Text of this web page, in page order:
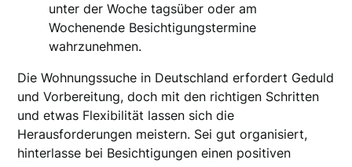
unter der Woche tagsüber oder am
Wochenende Besichtigungstermine
wahrzunehmen.
Die Wohnungssuche in Deutschland erfordert Geduld
und Vorbereitung, doch mit den richtigen Schritten
und etwas Flexibilität lassen sich die
Herausforderungen meistern. Sei gut organisiert,
hinterlasse bei Besichtigungen einen positiven